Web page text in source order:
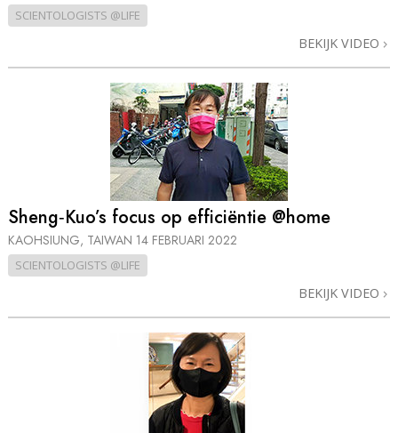
SCIENTOLOGISTS @LIFE
BEKIJK VIDEO
Sheng‑Kuo’s focus op efficiëntie @home
KAOHSIUNG, TAIWAN 14 FEBRUARI 2022
SCIENTOLOGISTS @LIFE
BEKIJK VIDEO